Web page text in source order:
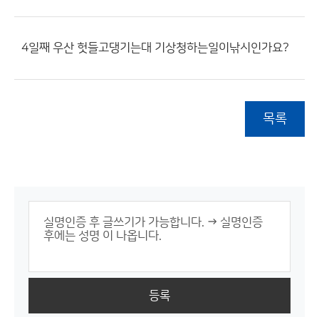
4일째 우산 헛들고댕기는대 기상청하는일이낚시인가요?
목록
등록